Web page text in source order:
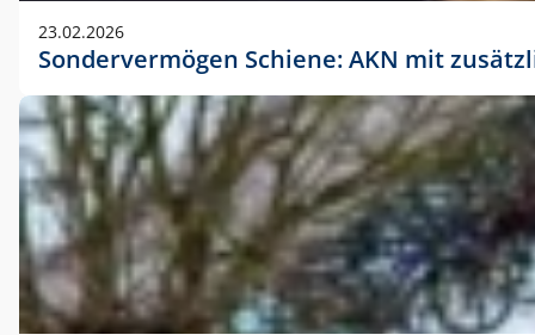
23.02.2026
Sondervermögen Schiene: AKN mit